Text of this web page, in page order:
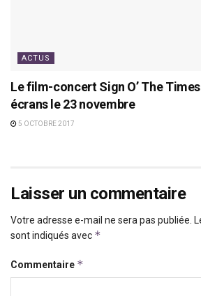
ACTUS
Le film-concert Sign O’ The
écrans le 23 novembre
5 OCTOBRE 2017
Laisser un commentaire
Votre adresse e-mail ne sera pas publiée.
sont indiqués avec *
Commentaire *